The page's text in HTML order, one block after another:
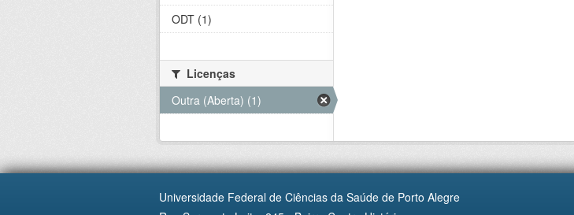
ODT (1)
Licenças
Outra (Aberta) (1)
Universidade Federal de Ciências da Saúde de Porto Alegre